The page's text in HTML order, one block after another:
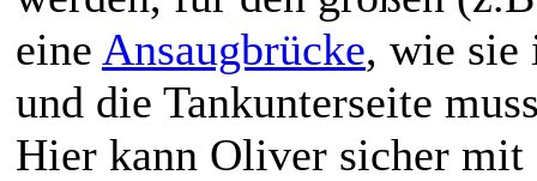
eine Ansaugbrücke, wie sie
und die Tankunterseite
Hier kann Oliver sicher mit